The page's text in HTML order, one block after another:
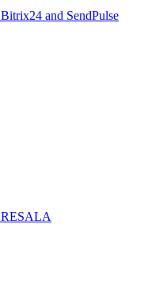
Bitrix24 and SendPulse
RESALA